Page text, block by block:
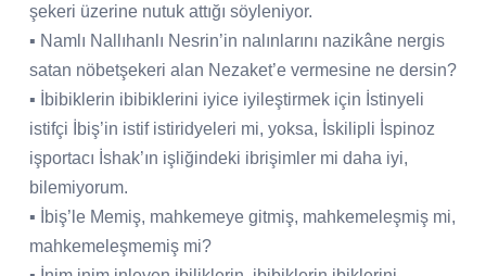
şekeri üzerine nutuk attığı söyleniyor.
▪ Namlı Nallıhanlı Nesrin’in nalınlarını nazikâne nergis
satan nöbetşekeri alan Nezaket’e vermesine ne dersin?
▪ İbibiklerin ibibiklerini iyice iyileştirmek için İstinyeli
istifçi İbiş’in istif istiridyeleri mi, yoksa, İskilipli İspinoz
işportacı İshak’ın işliğindeki ibrişimler mi daha iyi,
bilemiyorum.
▪ İbiş’le Memiş, mahkemeye gitmiş, mahkemeleşmiş mi,
mahkemeleşmemiş mi?